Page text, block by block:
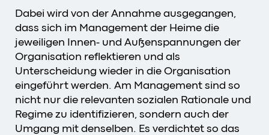
Dabei wird von der Annahme ausgegangen,
dass sich im Management der Heime die
jeweiligen Innen- und Außenspannungen der
Organisation reflektieren und als
Unterscheidung wieder in die Organisation
eingeführt werden. Am Management sind so
nicht nur die relevanten sozialen Rationale und
Regime zu identifizieren, sondern auch der
Umgang mit denselben. Es verdichtet so das